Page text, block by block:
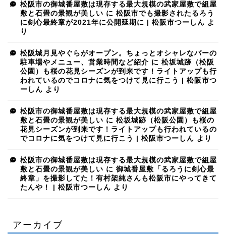
松阪市の御城番屋敷は現存する最大規模の武家屋敷で組屋
敷と石畳の景観が美しい に 松阪市でも撮影されたるろう
に剣心最終章が2021年に公開延期に | 松阪市つーしん よ
り
松阪城月見やぐらがオープン。ちょっとオシャレなバーの
駐車場やメニュー、営業時間など紹介 に 松坂城跡（松阪
公園）も桜の花見シーズンが到来です！ライトアップも行
われているのでコロナに気をつけて見に行こう | 松阪市つ
ーしん より
松阪市の御城番屋敷は現存する最大規模の武家屋敷で組屋
敷と石畳の景観が美しい に 松坂城跡（松阪公園）も桜の
花見シーズンが到来です！ライトアップも行われているの
でコロナに気をつけて見に行こう | 松阪市つーしん より
松阪市の御城番屋敷は現存する最大規模の武家屋敷で組屋
敷と石畳の景観が美しい に 御城番屋敷「るろうに剣心最
終章」を撮影してた！有村架純さんも松阪市にやってきて
たんや！ | 松阪市つーしん より
アーカイブ